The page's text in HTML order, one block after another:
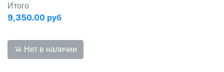
Итого
9,350.00 руб
Нет в наличии